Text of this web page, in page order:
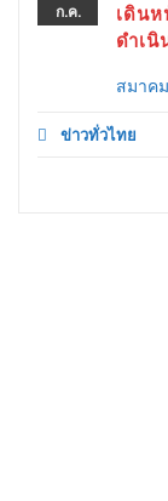
ก.ค.
เดิน
ดำเ
สมาค
ข่าวทั่วไทย